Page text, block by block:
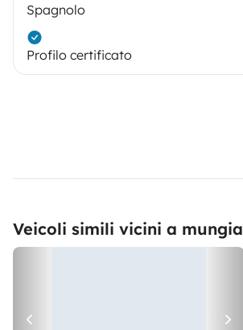
Spagnolo
Profilo certificato
Veicoli simili vicini a mungia